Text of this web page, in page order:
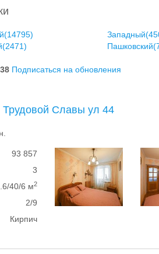
Подписаться на обновления
Трудовой Славы ул 44
93 857
3
40/6 м2
2/9
Кирпич